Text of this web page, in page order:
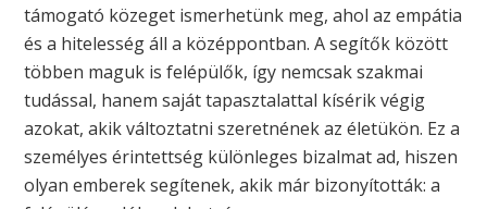
támogató közeget ismerhetünk meg, ahol az empátia
és a hitelesség áll a középpontban. A segítők között
többen maguk is felépülők, így nemcsak szakmai
tudással, hanem saját tapasztalattal kísérik végig
azokat, akik változtatni szeretnének az életükön. Ez a
személyes érintettség különleges bizalmat ad, hiszen
olyan emberek segítenek, akik már bizonyították: a